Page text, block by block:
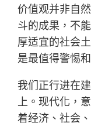
价值观并非自
斗的成果，不
厚适宜的社会
是最值得警惕
我们正行进在
上。现代化，
着经济、社会